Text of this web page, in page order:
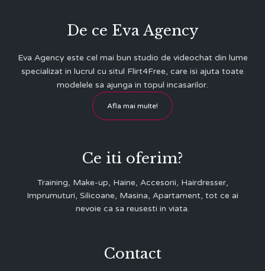
De ce Eva Agency
Eva Agency este cel mai bun studio de videochat din lume
specializat in lucrul cu situl Flirt4Free, care isi ajuta toate
modelele sa ajunga in topul incasarilor.
Afla mai multe!
Ce iti oferim?
Training, Make-up, Haine, Accesorii, Hairdresser,
Imprumuturi, Silicoane, Masina, Apartament, tot ce ai
nevoie ca sa reusesti in viata.
Contact